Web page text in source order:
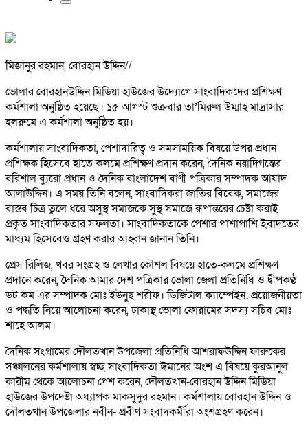
মিজানুর রহমান, বোরহান উদ্দিন//
ভোলার বোরহানউদ্দিন মিডিয়া হাউজের উদ্যোগে সাংবাদিকদের প্রশিক্ষণ
কর্মশালা অনুষ্ঠিত হয়েছে। ১৫ আগস্ট শুক্রবার তা’মিরুল উম্মাহ মাদ্রাসার
হলরুমে এ কর্মশালা অনুষ্ঠিত হয়।
কর্মশালায় সাংবাদিকতা, পেশাদারিত্ব ও সমসাময়িক বিষয়ে উপর প্রধান
প্রশিক্ষক হিসেবে হাতে কলমে প্রশিক্ষণ প্রদান করেন, দৈনিক নয়াদিগন্তের
বরিশাল ব্যুরো প্রধান ও দৈনিক বাংলাদেশ বাণী পত্রিকার সম্পাদক আযাদ
আলাউদ্দিন। এ সময় তিনি বলেন, সাংবাদিকরা জাতির বিবেক, সমাজের
বাস্তব চিত্র তুলে ধরে অসুস্থ সমাজকে সুস্থ সমাজে রূপান্তরের চেষ্টা করাই
প্রকৃত সাংবাদিকতার সফলতা। সাংবাদিকতাকে পেশার পাশাপাশি ইবাদতের
মাধ্যম হিসেবেও গ্রহণ করার আহ্বান জানান তিনি।
প্রেস রিলিজ, খবর সংগ্রহ ও লেখার কৌশল বিষয়ে হাতে-কলমে প্রশিক্ষণ
প্রদানে করেন, দৈনিক আমার দেশ পত্রিকার ভোলা জেলা প্রতিনিধি ও দ্বীপকণ্ঠ
ডট কম এর সম্পাদক মোঃ ইউনুছ শরীফ। ডিজিটাল ক্যাম্পেইন: প্রয়োজনীয়তা
ও পদ্ধতি নিয়ে আলোচনা করেন, ঢাকাস্থ ভোলা ফোরামের সদস্য সচিব মোঃ
শাহে আলম।
দৈনিক সংগ্রামের দৌলতখান উপজেলা প্রতিনিধি আশরাফউদ্দিন ফারুকের
সঞ্চালনের কর্মশালায় স্বচ্ছ সাংবাদিকতা ঈমানের অংশ এ বিষয়ে কুরআনুল
কারীম থেকে আলোচনা পেশ করেন, দৌলতখান-বোরহান উদ্দিন মিডিয়া
হাউজের উপদেষ্টা অধ্যাপক মাকসুদুর রহমান। কর্মশালায় বোরহান উদ্দিন ও
দৌলতখান উপজেলার নবীন- প্রবীণ সংবাদকর্মীরা অংশগ্রহণ করেন।